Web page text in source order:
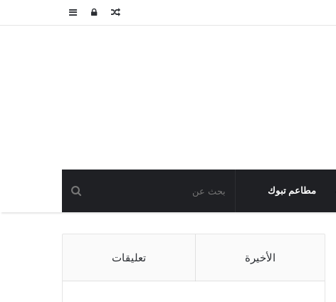
عمودتسجيلمقال
مطاعم تبوك
الأخيرة تعليقات